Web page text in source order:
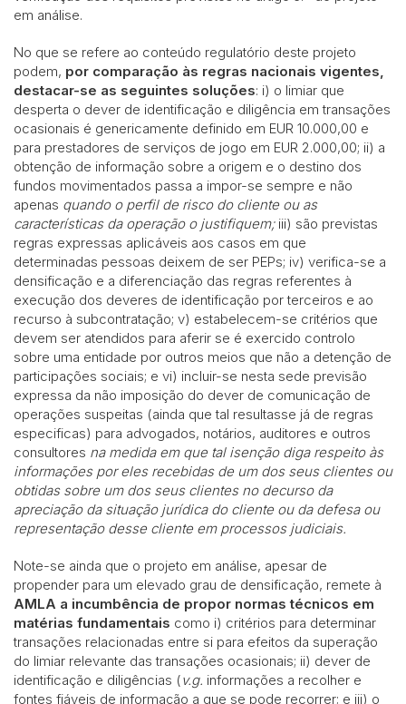
em análise.
No que se refere ao conteúdo regulatório deste projeto
podem, por comparação às regras nacionais vigentes,
destacar-se as seguintes soluções: i) o limiar que
desperta o dever de identificação e diligência em transações
ocasionais é genericamente definido em EUR 10.000,00 e
para prestadores de serviços de jogo em EUR 2.000,00; ii) a
obtenção de informação sobre a origem e o destino dos
fundos movimentados passa a impor-se sempre e não
apenas quando o perfil de risco do cliente ou as
características da operação o justifiquem; iii) são previstas
regras expressas aplicáveis aos casos em que
determinadas pessoas deixem de ser PEPs; iv) verifica-se a
densificação e a diferenciação das regras referentes à
execução dos deveres de identificação por terceiros e ao
recurso à subcontratação; v) estabelecem-se critérios que
devem ser atendidos para aferir se é exercido controlo
sobre uma entidade por outros meios que não a detenção de
participações sociais; e vi) incluir-se nesta sede previsão
expressa da não imposição do dever de comunicação de
operações suspeitas (ainda que tal resultasse já de regras
especificas) para advogados, notários, auditores e outros
consultores na medida em que tal isenção diga respeito às
informações por eles recebidas de um dos seus clientes ou
obtidas sobre um dos seus clientes no decurso da
apreciação da situação jurídica do cliente ou da defesa ou
representação desse cliente em processos judiciais.
Note-se ainda que o projeto em análise, apesar de
propender para um elevado grau de densificação, remete à
AMLA a incumbência de propor normas técnicos em
matérias fundamentais como i) critérios para determinar
transações relacionadas entre si para efeitos da superação
do limiar relevante das transações ocasionais; ii) dever de
identificação e diligências (v.g. informações a recolher e
fontes fiáveis de informação a que se pode recorrer; e iii) o